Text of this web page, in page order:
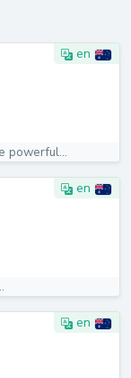
en
powerful...
en
en